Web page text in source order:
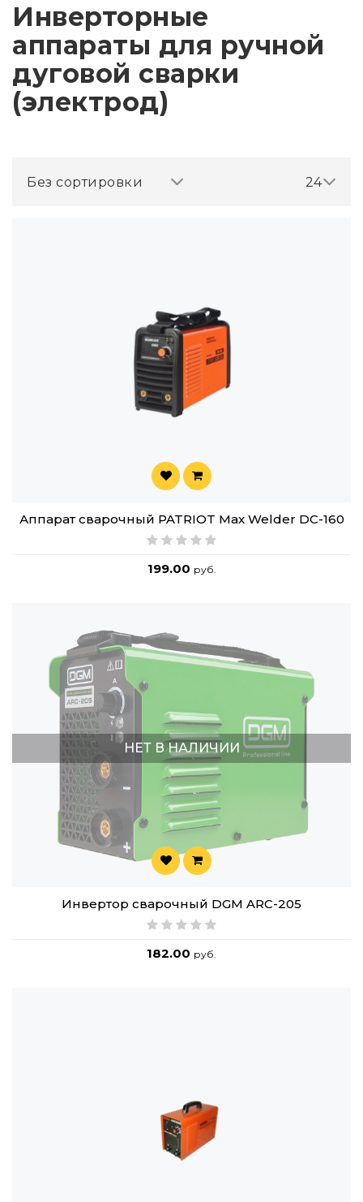
Инверторные
аппараты для ручной
дуговой сварки
(электрод)
24
Без сортировки
Аппарат сварочный PATRIOT Max Welder DC-160
199.00 руб.
НЕТ В НАЛИЧИИ
Инвертор сварочный DGM ARC-205
182.00 руб.